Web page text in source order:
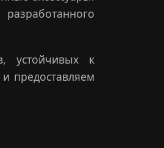
устойчивых к
предоставляем